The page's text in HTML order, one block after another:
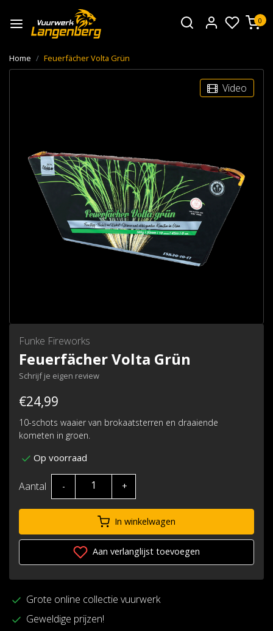
0
Home Feuerfächer Volta Grün
Video
Funke Fireworks
Feuerfächer Volta Grün
Schrijf je eigen review
€24,99
10-schots waaier van brokaatsterren en draaiende
kometen in groen.
Op voorraad
Aantal - +
In winkelwagen
Aan verlanglijst toevoegen
Grote online collectie vuurwerk
Geweldige prijzen!